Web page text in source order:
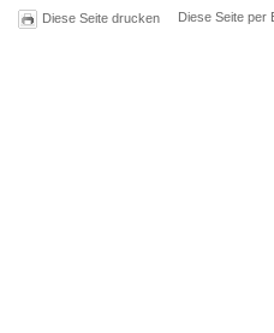
Diese Seite drucken Diese Seite per